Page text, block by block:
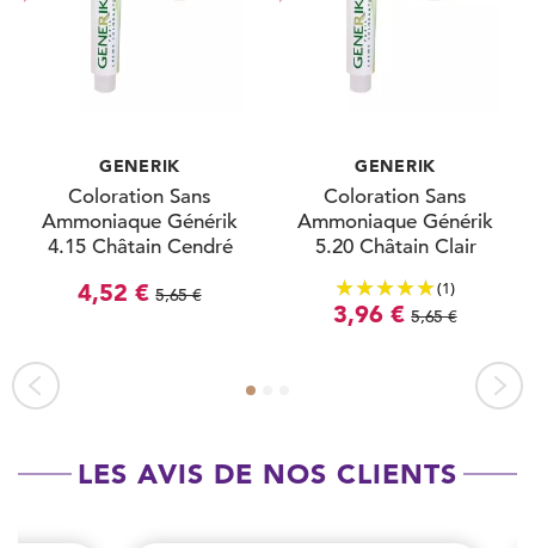
GENERIK
Coloration Sans
Ammoniaque Générik
4.15 Châtain Cendré
4,52 € 5,65 €
GENERIK
Coloration Sans
Ammoniaque Générik
5.20 Châtain Clair
(1)
3,96 € 5,65 €
LES AVIS DE NOS CLIENTS